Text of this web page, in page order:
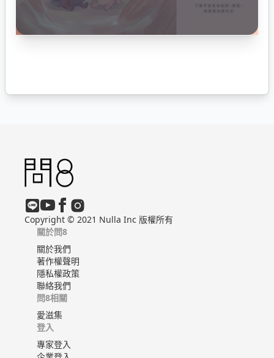
Copyright © 2021 Nulla Inc 版權所有
關於問8
關於我們
著作權聲明
隱私權政策
聯絡我們
問8相關
愛滋集
登入
專家登入